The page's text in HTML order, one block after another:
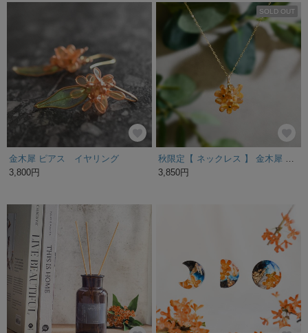
金木犀 ピアス イヤリング
3,800円
SOLD OUT
3,850円